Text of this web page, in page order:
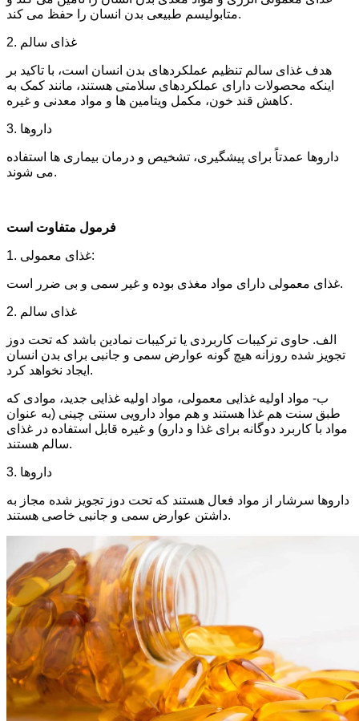
متابولیسم طبیعی بدن انسان را حفظ می کند.
2. غذای سالم
هدف غذای سالم تنظیم عملکردهای بدن انسان است، با تاکید بر
اینکه محصولات دارای عملکردهای سلامتی هستند، مانند کمک به
کاهش قند خون، مکمل ویتامین ها و مواد معدنی و غیره.
3. داروها
داروها عمدتاً برای پیشگیری، تشخیص و درمان بیماری ها استفاده
می شوند.
فرمول متفاوت است
1. غذای معمولی:
غذای معمولی دارای مواد مغذی بوده و غیر سمی و بی ضرر است.
2. غذای سالم
الف. حاوی ترکیبات کاربردی یا ترکیبات نمادین باشد که تحت دوز
تجویز شده روزانه هیچ گونه عوارض سمی و جانبی برای بدن انسان
ایجاد نخواهد کرد.
ب- مواد اولیه غذایی معمولی، مواد اولیه غذایی جدید، موادی که
طبق سنت هم غذا هستند و هم مواد دارویی سنتی چینی (به عنوان
مواد با کاربرد دوگانه برای غذا و دارو) و غیره قابل استفاده در غذای
سالم هستند.
3. داروها
داروها سرشار از مواد فعال هستند که تحت دوز تجویز شده مجاز به
داشتن عوارض سمی و جانبی خاصی هستند.